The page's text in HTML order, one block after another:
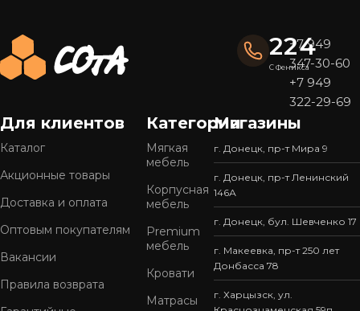
224
С Феникса
+7 949
347-30-60
+7 949
322-29-69
Для клиентов
Каталог
Акционные товары
Доставка и оплата
Оптовым покупателям
Вакансии
Правила возврата
Категории
Мягкая
мебель
Корпусная
мебель
Premium
мебель
Кровати
Матрасы
Магазины
г. Донецк, пр-т Мира 9
г. Донецк, пр-т Ленинский
146А
г. Донецк, бул. Шевченко 17
г. Макеевка, пр-т 250 лет
Донбасса 78
г. Харцызск, ул.